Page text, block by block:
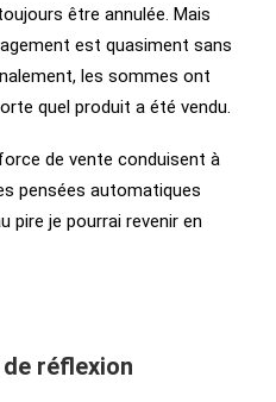
être annulée. Mais
est quasiment sans
les sommes ont
quel produit a été vendu.
de vente conduisent à
pensées automatiques
pire je pourrai revenir en
réflexion